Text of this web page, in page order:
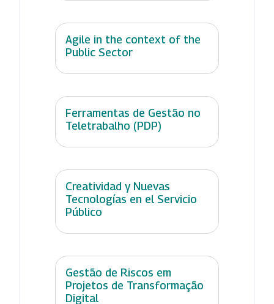
Agile in the context of the
Public Sector
Ferramentas de Gestão no
Teletrabalho (PDP)
Creatividad y Nuevas
Tecnologías en el Servicio
Público
Gestão de Riscos em
Projetos de Transformação
Digital